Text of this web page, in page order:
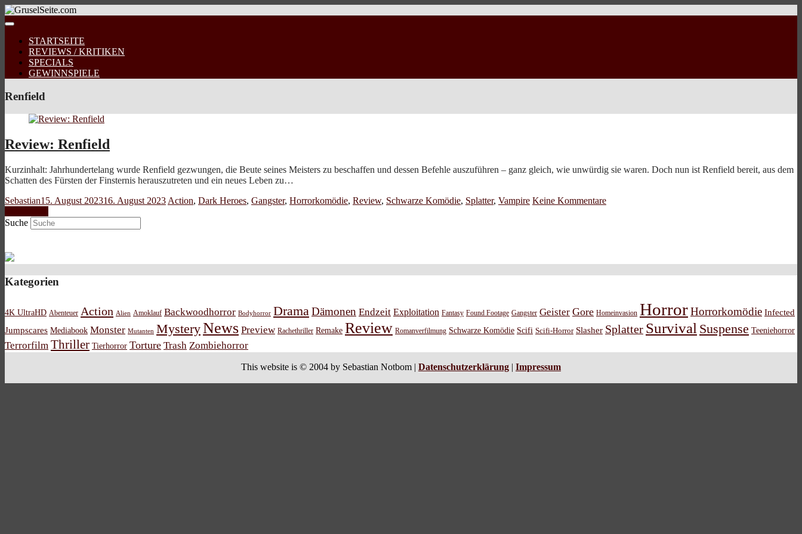
STARTSEITE
REVIEWS / KRITIKEN
SPECIALS
GEWINNSPIELE
Renfield
Review: Renfield
Kurzinhalt: Jahrhundertelang wurde Renfield gezwungen, die Beute seines Meisters zu beschaffen und dessen Befehle auszuführen – ganz gleich, wie unwürdig sie waren. Doch nun ist Renfield bereit, aus dem
Schatten des Fürsten der Finsternis herauszutreten und ein neues Leben zu…
Sebastian15. August 202316. August 2023 Action, Dark Heroes, Gangster, Horrorkomödie, Review, Schwarze Komödie, Splatter, Vampire Keine Kommentare
Suche
Kategorien
4K UltraHD Abenteuer Action Alien Amoklauf Backwoodhorror Bodyhorror Drama Dämonen Endzeit Exploitation Fantasy Found Footage Gangster Geister Gore Homeinvasion HorrorHorrorkomödie Infected
Jumpscares Mediabook Monster Mutanten MysteryNews Preview Rachethriller Remake Review Romanverfilmung Schwarze Komödie Scifi Scifi-Horror Slasher Splatter Survival Suspense Teeniehorror
Terrorfilm Thriller Tierhorror Torture Trash Zombiehorror
This website is © 2004 by Sebastian Notbom | Datenschutzerklärung | Impressum